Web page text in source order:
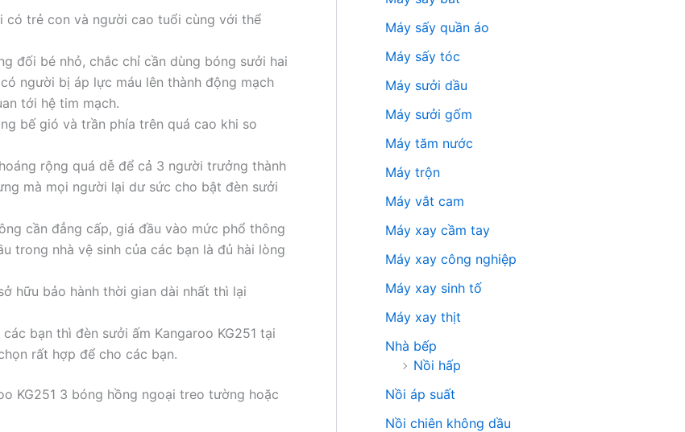
có trẻ con và người cao tuổi cùng với thể
đối bé nhỏ, chắc chỉ cần dùng bóng sưởi hai
người bị áp lực máu lên thành động mạch
tới hệ tim mạch.
bế gió và trần phía trên quá cao khi so
rộng quá dễ để cả 3 người trưởng thành
mà mọi người lại dư sức cho bật đèn sưởi
cần đẳng cấp, giá đầu vào mức phổ thông
trong nhà vệ sinh của các bạn là đủ hài lòng
hữu bảo hành thời gian dài nhất thì lại
bạn thì đèn sưởi ấm Kangaroo KG251 tại
rất hợp để cho các bạn.
KG251 3 bóng hồng ngoại treo tường hoặc
Máy sấy quần áo
Máy sấy tóc
Máy sưởi dầu
Máy sưởi gốm
Máy tăm nước
Máy trộn
Máy vắt cam
Máy xay cầm tay
Máy xay công nghiệp
Máy xay sinh tố
Máy xay thịt
Nhà bếp
Nồi hấp
Nồi áp suất
Nồi chiên không dầu